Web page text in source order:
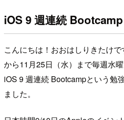
iOS 9 週連続
こんにちは！おおはしりきたけで
から11月25日（水）まで毎週水
iOS 9 週連続 Bootcampという勉
ました。